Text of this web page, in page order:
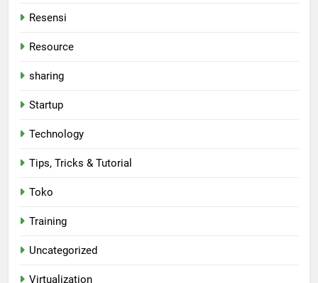
Resensi
Resource
sharing
Startup
Technology
Tips, Tricks & Tutorial
Toko
Training
Uncategorized
Virtualization